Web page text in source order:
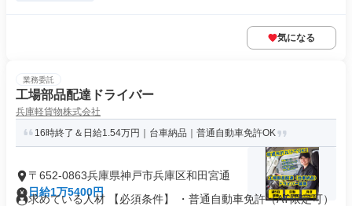
気になる
業務委託
工場部品配達ドライバー
兵庫軽貨物株式会社
16時終了＆日給1.54万円｜台車納品｜普通自動車免許OK
〒652-0863兵庫県神戸市兵庫区和田宮通
日給1万5400円
求めている人材 【必須条件】 ・普通自動車免許（AT限定可）